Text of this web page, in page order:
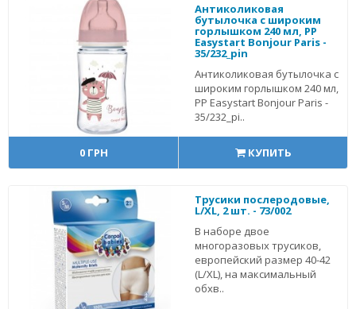
Антиколиковая
бутылочка с широким
горлышком 240 мл, PP
Easystart Bonjour Paris -
35/232_pin
Антиколиковая бутылочка с
широким горлышком 240 мл,
PP Easystart Bonjour Paris -
35/232_pi..
0 ГРН КУПИТЬ
Трусики послеродовые,
L/XL, 2 шт. - 73/002
В наборе двое
многоразовых трусиков,
европейский размер 40-42
(L/XL), на максимальный
обхв..